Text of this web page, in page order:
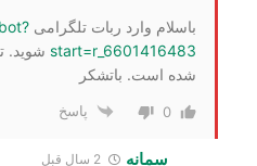
باسلام وارد ربات تلگرامی
start=r_6601416483 شوید.
شده است. باتشکر
0 پاسخ
سمانه